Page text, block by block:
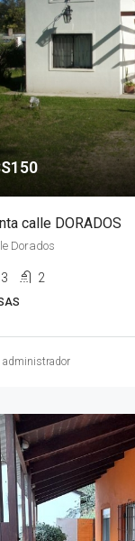
calle DORADOS
Dorados
3 2
administrador